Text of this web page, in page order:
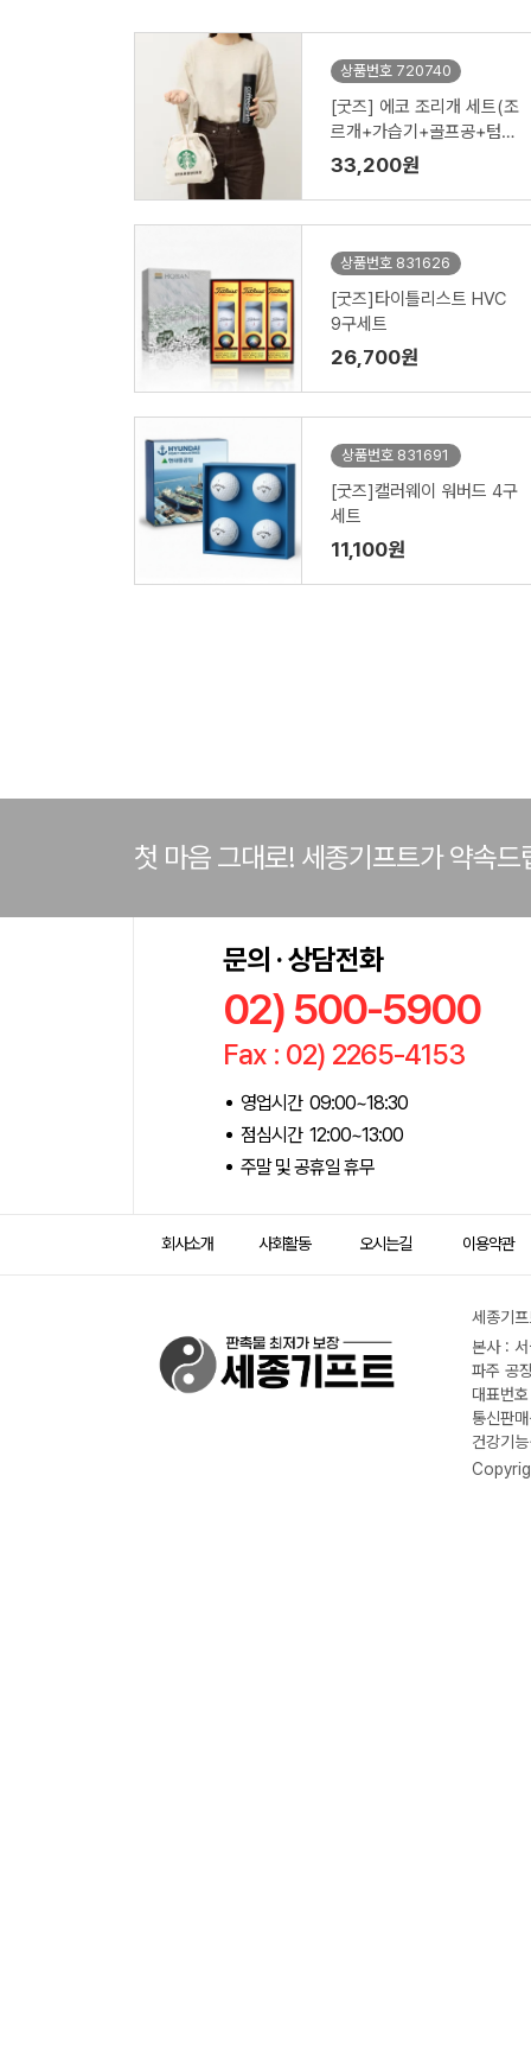
상품번호 720740
[굿즈] 에코 조리개 세트(조
르개+가습기+골프공+텀블
러 )
33,200원
상품번호 831626
[굿즈]타이틀리스트 HVC
9구세트
26,700원
상품번호 831691
[굿즈]캘러웨이 워버드 4구
세트
11,100원
첫 마음 그대로! 세종기프트가 약속드
문의 · 상담전화
02) 500-5900
Fax : 02) 2265-4153
영업시간 09:00~18:30
점심시간 12:00~13:00
주말 및 공휴일 휴무
회사소개 사회활동 오시는길 이용약관
세종기
본사 :
파주 공
대표번
통신판
건강기